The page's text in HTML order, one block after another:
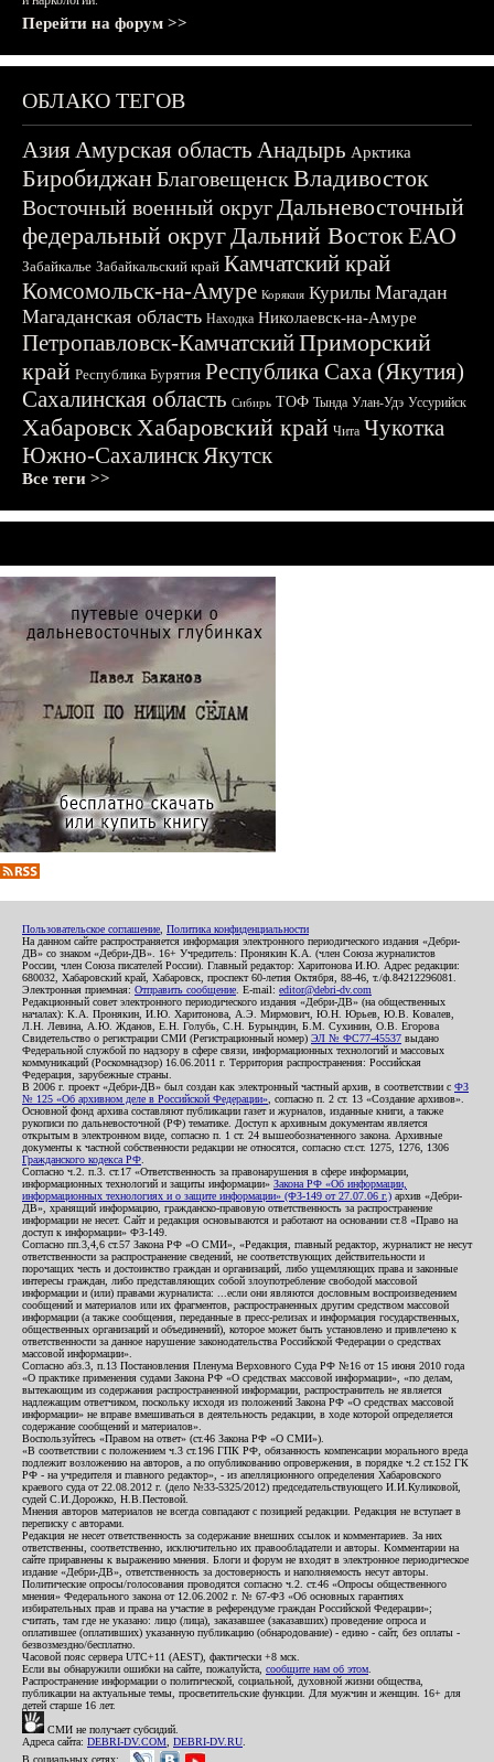
Перейти на форум >>
ОБЛАКО ТЕГОВ
АзияАмурская область Анадырь Арктика
БиробиджанБлаговещенскВладивосток
Восточный военный округДальневосточный
федеральный округДальний ВостокЕАО
Забайкалье Забайкальский край Камчатский край
Комсомольск-на-Амуре Корякия Курилы Магадан
Магаданская область Находка Николаевск-на-Амуре
Петропавловск-КамчатскийПриморский
край Республика Бурятия Республика Саха (Якутия)
Сахалинская область Сибирь ТОФ Тында Улан-Удэ Уссурийск
ХабаровскХабаровский край Чита Чукотка
Южно-СахалинскЯкутск
Все теги >>
Пользовательское соглашение Политика конфиденциальности
На данном сайте распространяется информация электронного периодического издания «Дебри-
ДВ» со знаком «Дебри-ДВ». 16+ Учредитель: Пронякин К.А. (член Союза журналистов
России, член Союза писателей России). Главный редактор: Харитонова И.Ю. Адрес редакции:
680032, Хабаровский край, Хабаровск, проспект 60-летия Октября, 88-46, т./ф.84212296081.
Электронная приемная: Отправить сообщение . E-mail: editor@debri-dv.com
Редакционный совет электронного периодического издания «Дебри-ДВ» (на общественных
началах): К.А. Пронякин, И.Ю. Харитонова, А.Э. Мирмович, Ю.Н. Юрьев, Ю.В. Ковалев,
Л.Н. Левина, А.Ю. Жданов, Е.Н. Голубь, С.Н. Бурындин, Б.М. Сухинин, О.В. Егорова
Свидетельство о регистрации СМИ (Регистрационный номер) ЭЛ № ФС77-45537 выдано
Федеральной службой по надзору в сфере связи, информационных технологий и массовых
коммуникаций (Роскомнадзор) 16.06.2011 г. Территория распространения: Российская
Федерация, зарубежные страны.
В 2006 г. проект «Дебри-ДВ» был создан как электронный частный архив, в соответствии с ФЗ
№ 125 «Об архивном деле в Российской Федерации» , согласно п. 2 ст. 13 «Создание архивов».
Основной фонд архива составляют публикации газет и журналов, изданные книги, а также
рукописи по дальневосточной (РФ) тематике. Доступ к архивным документам является
открытым в электронном виде, согласно п. 1 ст. 24 вышеобозначенного закона. Архивные
документы к частной собственности редакции не относятся, согласно ст.ст. 1275, 1276, 1306
Гражданского кодекса РФ
Согласно ч.2. п.3. ст.17 «Ответственность за правонарушения в сфере информации,
информационных технологий и защиты информации» Закона РФ «Об информации,
информационных технологиях и о защите информации» (ФЗ-149 от 27.07.06 г.) архив «Дебри-
ДВ», хранящий информацию, гражданско-правовую ответственность за распространение
информации не несет. Сайт и редакция основываются и работают на основании ст.8 «Право на
доступ к информации» ФЗ-149.
Согласно пп.3,4,6 ст.57 Закона РФ «О СМИ», «Редакция, главный редактор, журналист не несут
ответственности за распространение сведений, не соответствующих действительности и
порочащих честь и достоинство граждан и организаций, либо ущемляющих права и законные
интересы граждан, либо представляющих собой злоупотребление свободой массовой
информации и (или) правами журналиста: ...если они являются дословным воспроизведением
сообщений и материалов или их фрагментов, распространенных другим средством массовой
информации (а также сообщения, переданные в пресс-релизах и информация государственных,
общественных организаций и объединений), которое может быть установлено и привлечено к
ответственности за данное нарушение законодательства Российской Федерации о средствах
массовой информации».
Согласно абз.3, п.13 Постановления Пленума Верховного Суда РФ №16 от 15 июня 2010 года
«О практике применения судами Закона РФ «О средствах массовой информации», «по делам,
вытекающим из содержания распространенной информации, распространитель не является
надлежащим ответчиком, поскольку исходя из положений Закона РФ «О средствах массовой
информации» не вправе вмешиваться в деятельность редакции, в ходе которой определяется
содержание сообщений и материалов».
Воспользуйтесь «Правом на ответ» (ст.46 Закона РФ «О СМИ»).
«В соответствии с положением ч.3 ст.196 ГПК РФ, обязанность компенсации морального вреда
подлежит возложению на авторов, а по опубликованию опровержения, в порядке ч.2 ст.152 ГК
РФ - на учредителя и главного редактор», - из апелляционного определения Хабаровского
краевого суда от 22.08.2012 г. (дело №33-5325/2012) председательствующего И.И.Куликовой,
судей С.И.Дорожко, Н.В.Пестовой.
Мнения авторов материалов не всегда совпадают с позицией редакции. Редакция не вступает в
переписку с авторами.
Редакция не несет ответственность за содержание внешних ссылок и комментариев. За них
ответственны, соответственно, исключительно их правообладатели и авторы. Комментарии на
сайте приравнены к выражению мнения. Блоги и форум не входят в электронное периодическое
издание «Дебри-ДВ», ответственность за достоверность и наполняемость несут авторы.
Политические опросы/голосования проводятся согласно ч.2. ст.46 «Опросы общественного
мнения» Федерального закона от 12.06.2002 г. № 67-ФЗ «Об основных гарантиях
избирательных прав и права на участие в референдуме граждан Российской Федерации»;
считать, там где не указано: лицо (лица), заказавшее (заказавших) проведение опроса и
оплатившее (оплативших) указанную публикацию (обнародование) - едино - сайт, без оплаты -
безвозмездно/бесплатно.
Часовой пояс сервера UTC+11 (AEST), фактически +8 мск.
Если вы обнаружили ошибки на сайте, пожалуйста, сообщите нам об этом
Распространение информации о политической, социальной, духовной жизни общества,
публикации на актуальные темы, просветительские функции. Для мужчин и женщин. 16+ для
детей старше 16 лет.
СМИ не получает субсидий.
Адреса сайта: DEBRI-DV.COM DEBRI-DV.RU
В социальных сетях: